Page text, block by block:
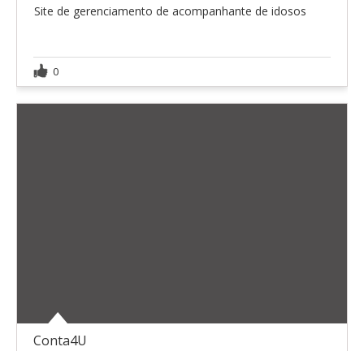
Site de gerenciamento de acompanhante de idosos
0
Conta4U